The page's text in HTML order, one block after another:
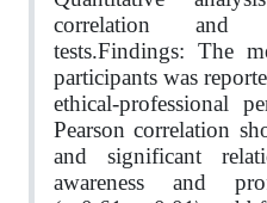
correlation and
tests.Findings: The
participants was
ethical-professional
Pearson correlation
and significant
awareness and